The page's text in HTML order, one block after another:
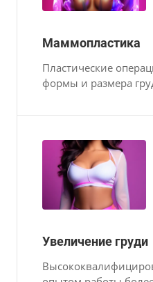
Маммопластика
Пластические
формы и размера
Увеличение груди